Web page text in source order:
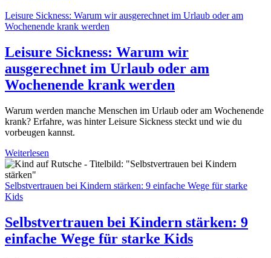
Leisure Sickness: Warum wir ausgerechnet im Urlaub oder am
Wochenende krank werden
Leisure Sickness: Warum wir
ausgerechnet im Urlaub oder am
Wochenende krank werden
Warum werden manche Menschen im Urlaub oder am Wochenende
krank? Erfahre, was hinter Leisure Sickness steckt und wie du
vorbeugen kannst.
Weiterlesen
Selbstvertrauen bei Kindern stärken: 9 einfache Wege für starke
Kids
Selbstvertrauen bei Kindern stärken: 9
einfache Wege für starke Kids